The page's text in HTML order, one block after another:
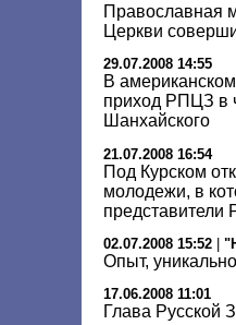
Православная
Церкви
29.07.2008 14:55
В
приход РПЦЗ в
Шанхайского
21.07.2008 16:54
Под Курском
молодежи, в
02.07.2008 15:52
Опыт,
17.06.2008 11:01
Глава Русской